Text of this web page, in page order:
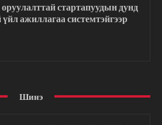
стартапуудын дунд
ажиллагаа системтэйгээр
Шинэ